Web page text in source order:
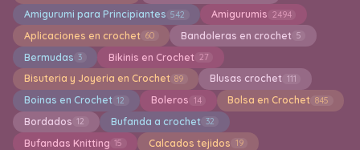
Amigurumi para Principiantes 542 Amigurumis 2494
Aplicaciones en crochet 60 Bandoleras en crochet 5
Bermudas 3 Bikinis en Crochet 27
Bisuteria y Joyeria en Crochet 89 Blusas crochet 111
Boinas en Crochet 12 Boleros 14 Bolsa en Crochet 845
Bordados 12 Bufanda a crochet 32
Bufandas Knitting 15 Calcados tejidos 19